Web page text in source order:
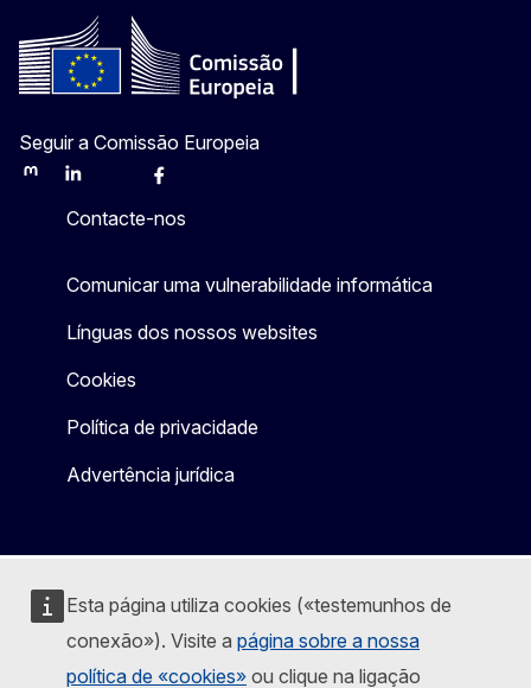
Esta página utiliza cookies («testemunhos de
conexão»). Visite a página sobre a nossa
política de «cookies» ou clique na ligação
Seguir a Comissão Europeia
MastodonLinkedInBlueskyFacebook
Contacte-nos
Comunicar uma vulnerabilidade informática
Línguas dos nossos websites
Cookies
Política de privacidade
Advertência jurídica